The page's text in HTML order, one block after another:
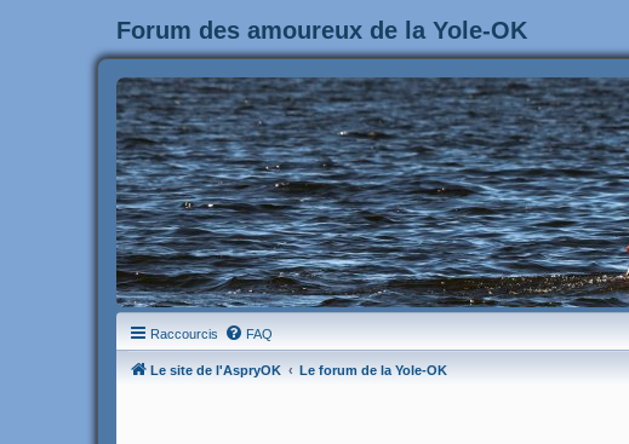
Forum des amoureux de la Yole-OK
Raccourcis FAQ
Le site de l'AspryOK Le forum de la Yole-OK